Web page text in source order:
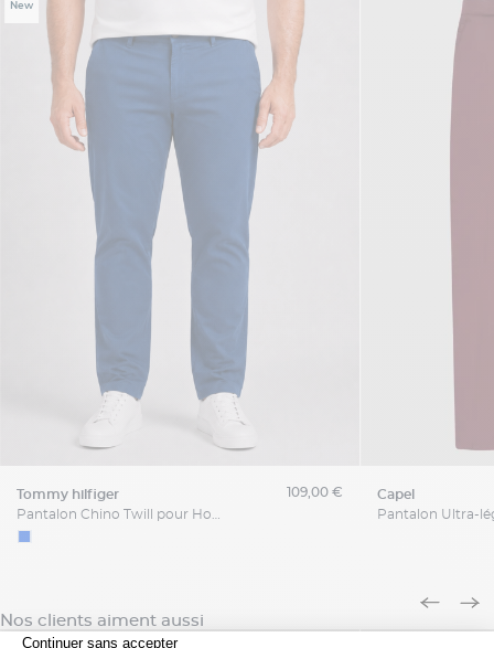
New
tommy hilfiger
109,00 € capel
Nos clients aiment aussi